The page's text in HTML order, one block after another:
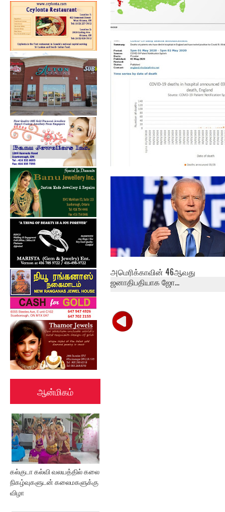
ஆன்மிகம்
கல்குடா கல்வி வலயத்தில் கலை
நிகழ்வுகளுடன் கலைமகளுக்கு
விழா
24 மணித்தியாலத்தில்,
பிரான்ஸில் 330...
நாளாந்த மரணத்தில்,
பிரிட்டனும் கீழி...
அமெரிக்காவின் 46ஆவது
ஜனாதிபதியாக ஜோ...